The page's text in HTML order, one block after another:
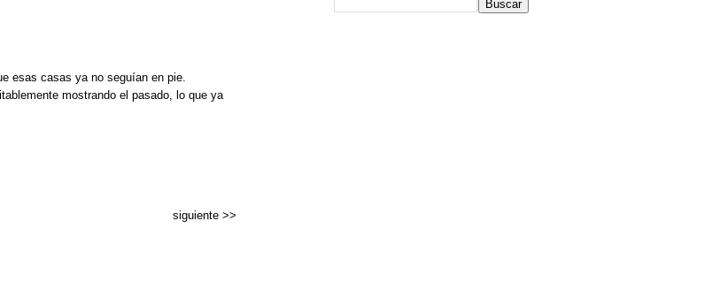
esas casas ya no seguían en pie.
mostrando el pasado, lo que ya
siguiente >>